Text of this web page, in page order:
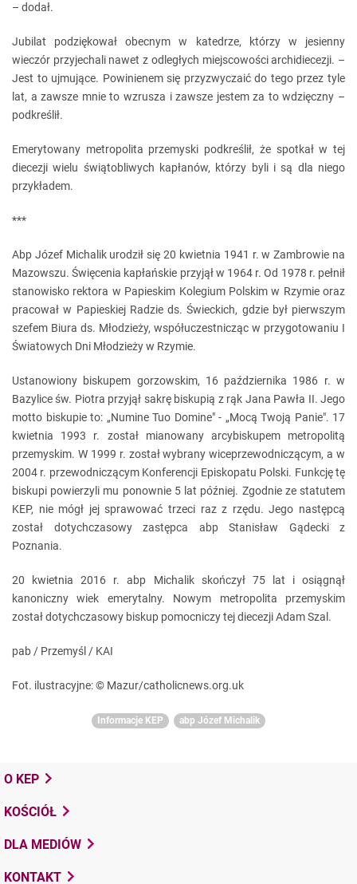
– dodał.
Jubilat podziękował obecnym w katedrze, którzy w jesienny
wieczór przyjechali nawet z odległych miejscowości archidiecezji. –
Jest to ujmujące. Powinienem się przyzwyczaić do tego przez tyle
lat, a zawsze mnie to wzrusza i zawsze jestem za to wdzięczny –
podkreślił.
Emerytowany metropolita przemyski podkreślił, że spotkał w tej
diecezji wielu świątobliwych kapłanów, którzy byli i są dla niego
przykładem.
***
Abp Józef Michalik urodził się 20 kwietnia 1941 r. w Zambrowie na
Mazowszu. Święcenia kapłańskie przyjął w 1964 r. Od 1978 r. pełnił
stanowisko rektora w Papieskim Kolegium Polskim w Rzymie oraz
pracował w Papieskiej Radzie ds. Świeckich, gdzie był pierwszym
szefem Biura ds. Młodzieży, współuczestnicząc w przygotowaniu I
Światowych Dni Młodzieży w Rzymie.
Ustanowiony biskupem gorzowskim, 16 października 1986 r. w
Bazylice św. Piotra przyjął sakrę biskupią z rąk Jana Pawła II. Jego
motto biskupie to: „Numine Tuo Domine" - „Mocą Twoją Panie". 17
kwietnia 1993 r. został mianowany arcybiskupem metropolitą
przemyskim. W 1999 r. został wybrany wiceprzewodniczącym, a w
2004 r. przewodniczącym Konferencji Episkopatu Polski. Funkcję tę
biskupi powierzyli mu ponownie 5 lat później. Zgodnie ze statutem
KEP, nie mógł jej sprawować trzeci raz z rzędu. Jego następcą
został dotychczasowy zastępca abp Stanisław Gądecki z
Poznania.
20 kwietnia 2016 r. abp Michalik skończył 75 lat i osiągnął
kanoniczny wiek emerytalny. Nowym metropolita przemyskim
został dotychczasowy biskup pomocniczy tej diecezji Adam Szal.
pab / Przemyśl / KAI
Fot. ilustracyjne: © Mazur/catholicnews.org.uk
Informacje KEP abp Józef Michalik
O KEP
KOŚCIÓŁ
DLA MEDIÓW
KONTAKT